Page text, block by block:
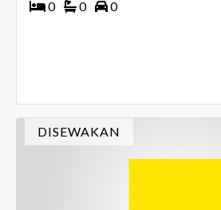
0
0 0
DISEWAKAN